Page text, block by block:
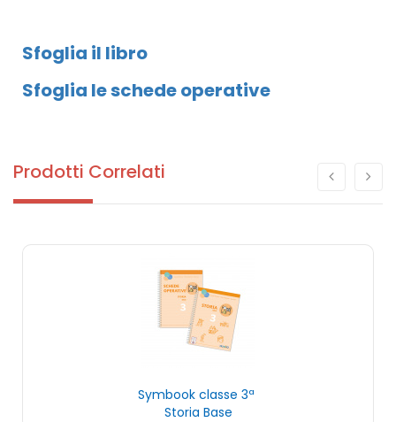
Sfoglia il libro
Sfoglia le schede operative
Prodotti Correlati
Symbook classe 3ª
Storia Base